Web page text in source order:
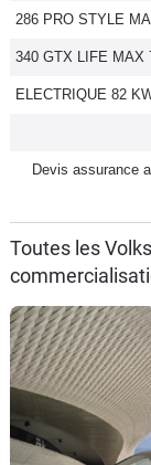
Services
Forum
286 PRO STYLE
340 GTX LIFE MAX
ELECTRIQUE 82
Devis assurance
Toutes les